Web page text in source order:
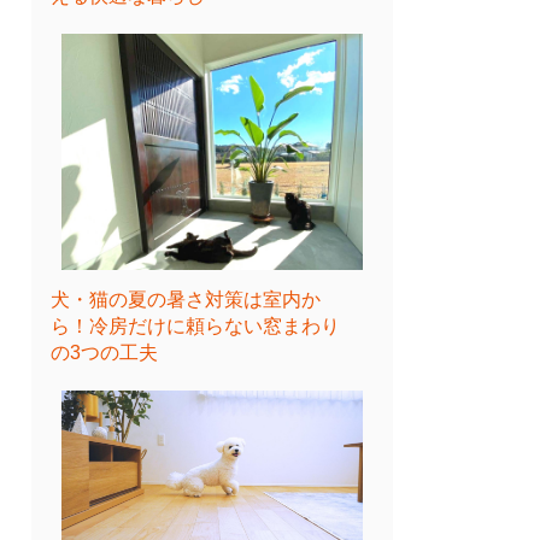
犬・猫の夏の暑さ対策は室内か
ら！冷房だけに頼らない窓まわり
の3つの工夫